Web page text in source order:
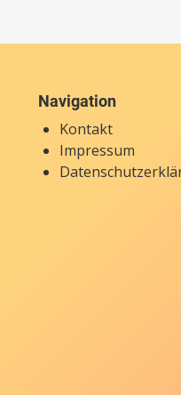
Navigation
Kontakt
Impressum